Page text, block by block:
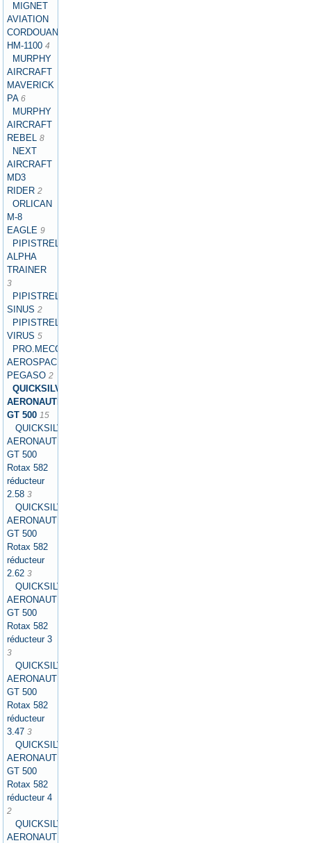
MIGNET
AVIATION
CORDOUAN
HM-1100 4
MURPHY
AIRCRAFT
MAVERICK
PA 6
MURPHY
AIRCRAFT
REBEL 8
NEXT
AIRCRAFT
MD3
RIDER 2
ORLICAN
M-8
EAGLE 9
PIPISTREL
ALPHA
TRAINER
3
PIPISTREL
SINUS 2
PIPISTREL
VIRUS 5
PRO.MECC
AEROSPACE
PEGASO2
QUICKSILVER
AERONAUTICS
GT 500 15
QUICKSILVER
AERONAUTICS
GT 500
Rotax 582
réducteur
2.58 3
QUICKSILVER
AERONAUTICS
GT 500
Rotax 582
réducteur
2.62 3
QUICKSILVER
AERONAUTICS
GT 500
Rotax 582
réducteur 3
3
QUICKSILVER
AERONAUTICS
GT 500
Rotax 582
réducteur
3.47 3
QUICKSILVER
AERONAUTICS
GT 500
Rotax 582
réducteur 4
2
QUICKSILVER
AERONAUTICS